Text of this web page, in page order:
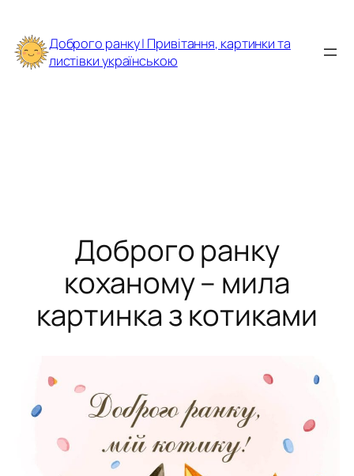
до
вмісту
Доброго ранку | Привітання, картинки та
листівки українською
Доброго ранку
коханому – мила
картинка з котиками